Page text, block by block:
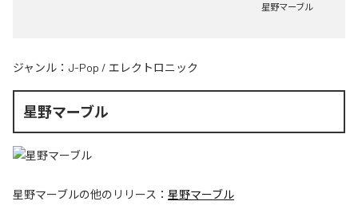
星野マーブル
ジャンル： J-Pop / エレクトロニック
星野マーブル
星野マーブルの他のリリース： 星野マーブル